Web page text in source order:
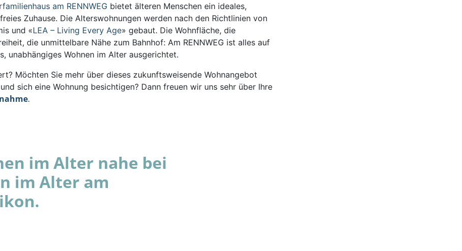
am RENNWEG bietet älteren Menschen ein ideales,
Zuhause. Die Alterswohnungen werden nach den Richtlinien von
und «LEA – Living Every Age» gebaut. Die Wohnfläche, die
die unmittelbare Nähe zum Bahnhof: Am RENNWEG ist alles auf
unabhängiges Wohnen im Alter ausgerichtet.
Möchten Sie mehr über dieses zukunftsweisende Wohnangebot
sich eine Wohnung besichtigen? Dann freuen wir uns sehr über Ihre
.
im Alter nahe bei
im Alter am